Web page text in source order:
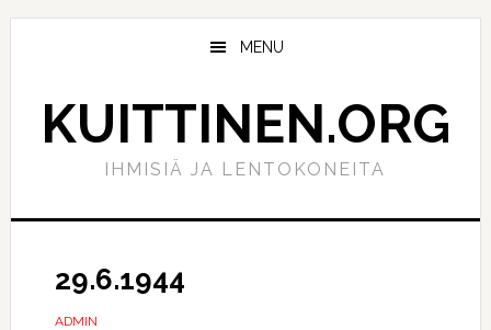
Hyppää
Hyppää
MENU
KUITTINEN.ORG
IHMISIÄ JA LENTOKONEITA
29.6.1944
ADMIN